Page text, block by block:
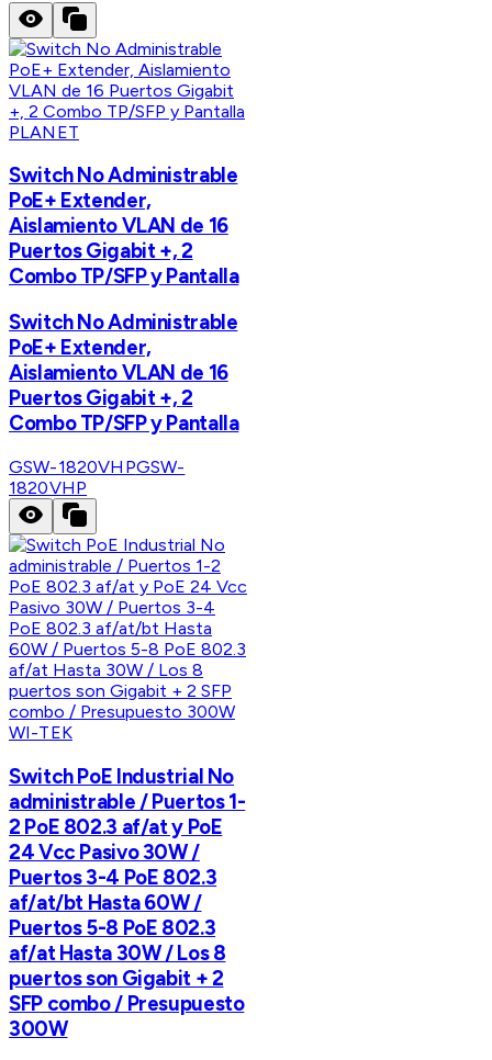
PLANET
Switch No Administrable
PoE+ Extender,
Aislamiento VLAN de 16
Puertos Gigabit +, 2
Combo TP/SFP y Pantalla
Switch No Administrable
PoE+ Extender,
Aislamiento VLAN de 16
Puertos Gigabit +, 2
Combo TP/SFP y Pantalla
GSW-1820VHPGSW-
1820VHP
WI-TEK
Switch PoE Industrial No
administrable / Puertos 1-
2 PoE 802.3 af/at y PoE
24 Vcc Pasivo 30W /
Puertos 3-4 PoE 802.3
af/at/bt Hasta 60W /
Puertos 5-8 PoE 802.3
af/at Hasta 30W / Los 8
puertos son Gigabit + 2
SFP combo / Presupuesto
300W